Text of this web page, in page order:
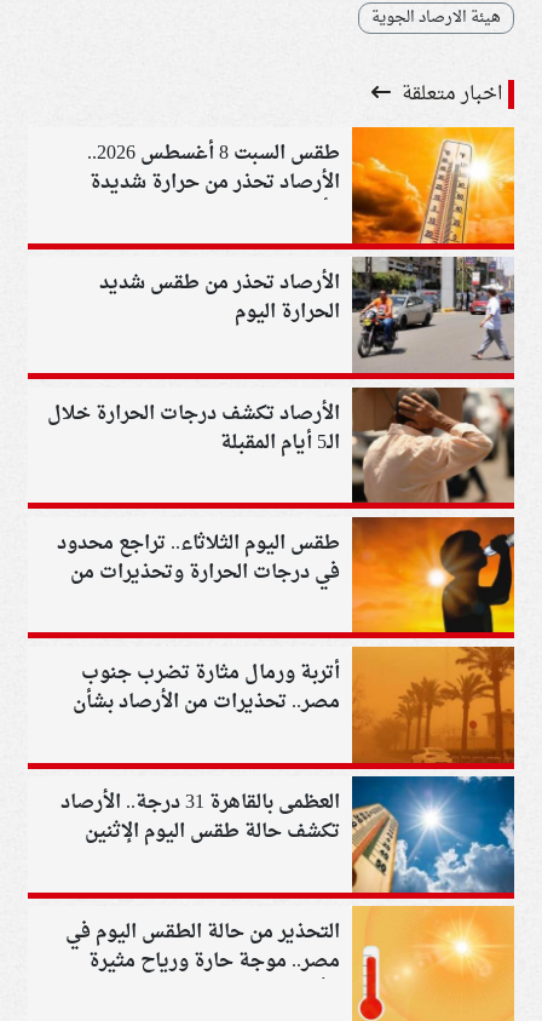
هيئة الارصاد الجوية
اخبار متعلقة
طقس السبت 8 أغسطس 2026..
الأرصاد تحذر من حرارة شديدة
وأتربة بهذه المناطق
الأرصاد تحذر من طقس شديد
الحرارة اليوم
الأرصاد تكشف درجات الحرارة خلال
الـ5 أيام المقبلة
طقس اليوم الثلاثاء.. تراجع محدود
في درجات الحرارة وتحذيرات من
الشبورة واضطراب الملاحة
أتربة ورمال مثارة تضرب جنوب
مصر.. تحذيرات من الأرصاد بشأن
العظمى بالقاهرة 31 درجة.. الأرصاد
تكشف حالة طقس اليوم الإثنين
التحذير من حالة الطقس اليوم في
مصر.. موجة حارة ورياح مثيرة
للأتربة